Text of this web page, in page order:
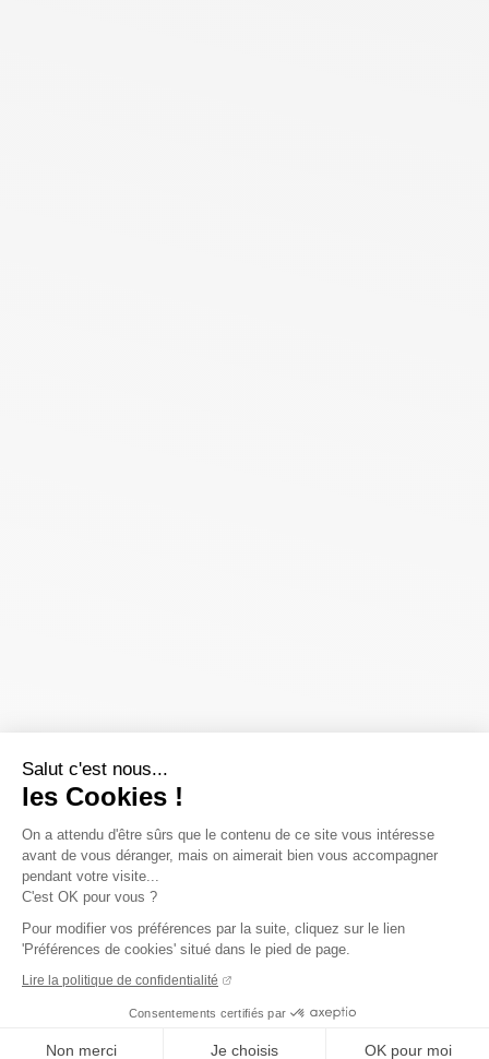
Salut c'est nous...
les Cookies !
On a attendu d'être sûrs que le contenu de ce site vous intéresse
avant de vous déranger, mais on aimerait bien vous accompagner
pendant votre visite...
C'est OK pour vous ?
Pour modifier vos préférences par la suite, cliquez sur le lien
'Préférences de cookies' situé dans le pied de page.
Lire la politique de confidentialité
Consentements certifiés par
Non merci Je choisis OK pour moi